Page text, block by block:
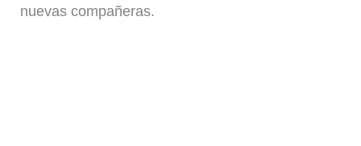
nuevas compañeras.